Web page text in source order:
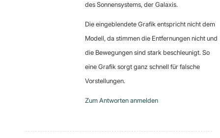
des Sonnensystems, der Galaxis.
Die eingeblendete Grafik entspricht nicht dem
Modell, da stimmen die Entfernungen nicht und
die Bewegungen sind stark beschleunigt. So
eine Grafik sorgt ganz schnell für falsche
Vorstellungen.
Zum Antworten anmelden